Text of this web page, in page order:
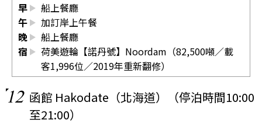
早
船上餐廳
午
加訂岸上午餐
晚
船上餐廳
宿
荷美遊輪【諾丹號】Noordam（82,500噸／載
客1,996位／2019年重新翻修）
12 函館 Hakodate（北海道）（停泊時間10:00
至21:00）